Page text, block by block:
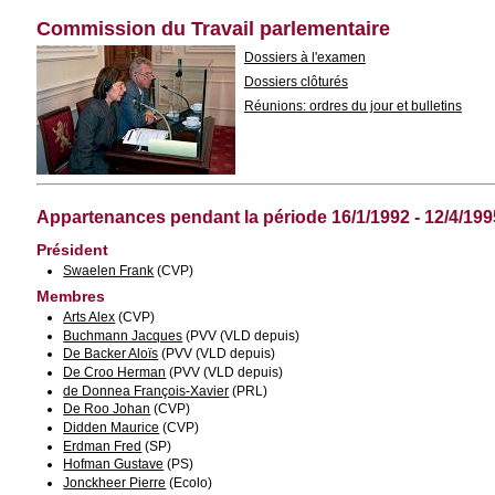
Commission du Travail parlementaire
Dossiers à l'examen
Dossiers clôturés
Réunions: ordres du jour et bulletins
Appartenances pendant la période 16/1/1992 - 12/4/
Président
Swaelen Frank (CVP)
Membres
Arts Alex (CVP)
Buchmann Jacques (PVV (VLD depuis)
De Backer Aloïs (PVV (VLD depuis)
De Croo Herman (PVV (VLD depuis)
de Donnea François-Xavier (PRL)
De Roo Johan (CVP)
Didden Maurice (CVP)
Erdman Fred (SP)
Hofman Gustave (PS)
Jonckheer Pierre (Ecolo)